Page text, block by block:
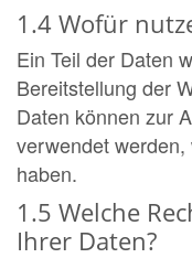
1.4 Wofür
Ein Teil der Daten
Bereitstellung der
Daten können zur
verwendet
haben.
1.5 Welche
Ihrer Daten?